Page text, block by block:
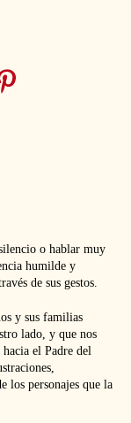
o hablar muy
humilde y
de sus gestos.
y sus familias
lado, y que nos
el Padre del
los personajes que la